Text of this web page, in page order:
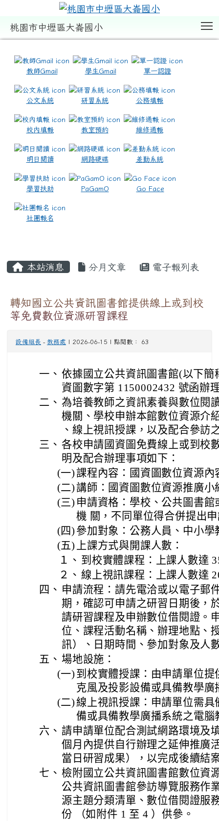
桃園市中壢區大崙國小
教師Gmail 學生Gmail 單一認證
公文系統 研習系統 公務填報
校內填報 教室預約 維修通報
明日閱讀 網路硬碟 差勤系統
學習扶助 PaGamO Go Face
社團報名
本站消息 分月文章 電子報列表
轉知國立公共資訊圖書館提供線上或到校
等免費數位資源研習課程
設備組長 - 教務處 | 2026-06-15 | 點閱數： 63
一、 依據國立公共資訊圖書館(以下簡
資圖數字第 1150002432 號函辦
二、 為培養教師之資訊素養與數位閱
機關、學校申辦本館數位資源介
、線上視訊授課，以及配合參訪
三、 各校申請國資圖免費線上或到校
明及配合辦理事項如下：
(一)課程內容：國資圖數位資源
(二)講師：國資圖數位資源推廣小
(三) 申請資格：學校、公共圖書
機 關，不同單位得合併提出
(四) 參加對象：公務人員、中小
(五) 上課方式與開課人數：
１、 到校實體課程：上課人數達
２、 線上視訊課程：上課人數達
四、 申請流程：請先電洽或以電子郵
期，確認可申請之研習日期後，
請研習課程及申辦數位借閱證。
位、課程活動名稱、辦理地點、
訊）、日期時間、參加對象及人
五、 場地設施：
(一) 到校實體授課：由申請單位
克風及投影設備或具備教學
(二)線上視訊授課：申請單位需
備或具備教學廣播系統之電腦
六、 請申請單位配合測試網路環境及
個月內提供自行辦理之延伸推廣
當日研習成果），以完成後續結
七、 檢附國立公共資訊圖書館數位資
公共資訊圖書館參訪導覽服務作
源主題分類清單、數位借閱證服
份 （如附件 1 至 4 ）供參。